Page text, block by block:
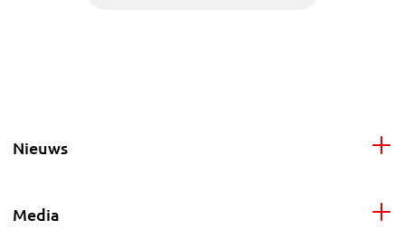
Nieuws
Media